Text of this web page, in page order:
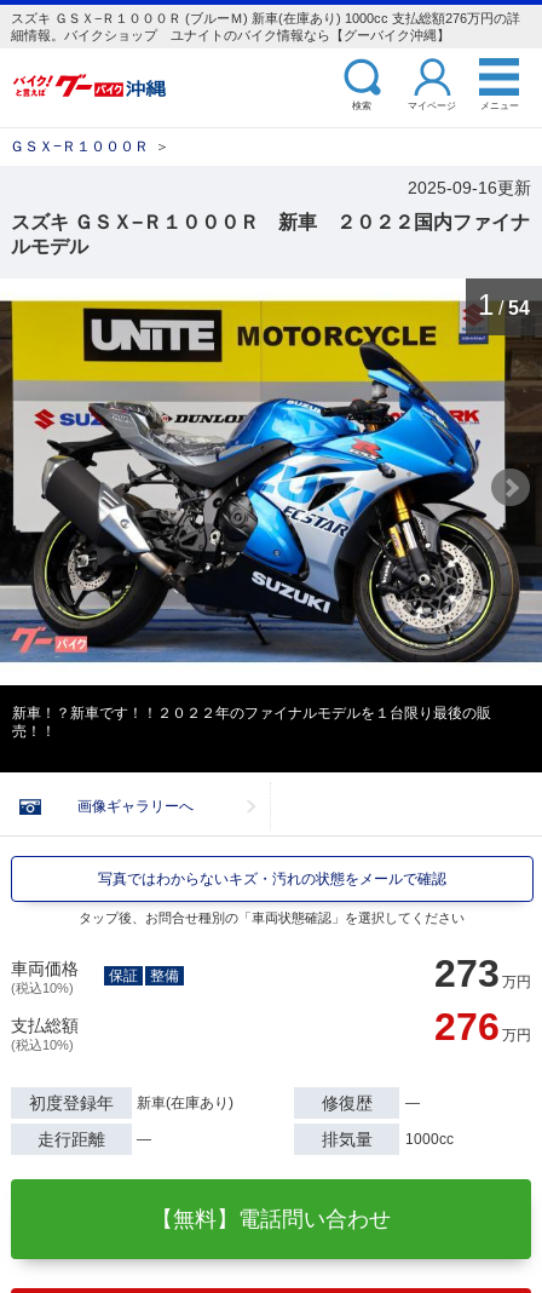
スズキ ＧＳＸ−Ｒ１０００Ｒ (ブルーＭ) 新車(在庫あり) 1000cc 支払総額276万円の詳
細情報。バイクショップ ユナイトのバイク情報なら【グーバイク沖縄】
検索 マイページ メニュー
ＧＳＸ−Ｒ１０００Ｒ ＞
2025-09-16更新
スズキ ＧＳＸ−Ｒ１０００Ｒ 新車 ２０２２国内ファイナ
ルモデル
1 / 54
新車！？新車です！！２０２２年のファイナルモデルを１台限り最後の販
売！！
画像ギャラリーへ
写真ではわからないキズ・汚れの状態をメールで確認
タップ後、お問合せ種別の「車両状態確認」を選択してください
車両価格
(税込10%) 273 万円
保証 整備
支払総額
(税込10%) 276 万円
初度登録年 新車(在庫あり) 修復歴 ―
走行距離 ― 排気量 1000cc
【無料】電話問い合わせ